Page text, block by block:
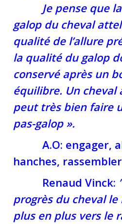
Je pense que la
galop du cheval
qualité de l’allure
la qualité du galop
conservé après un
équilibre. Un cheval
peut très bien faire
pas-galop ».
A.O: engager,
hanches,
Renaud Vinck:
progrès du cheval
plus en plus vers le